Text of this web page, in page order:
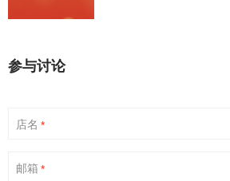
参与讨论
店名 *
邮箱 *